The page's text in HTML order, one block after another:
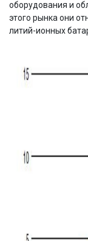
оборудования и
этого рынка они
литий-ионных